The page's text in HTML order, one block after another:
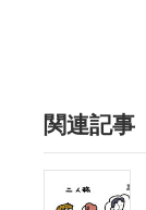
関連記事